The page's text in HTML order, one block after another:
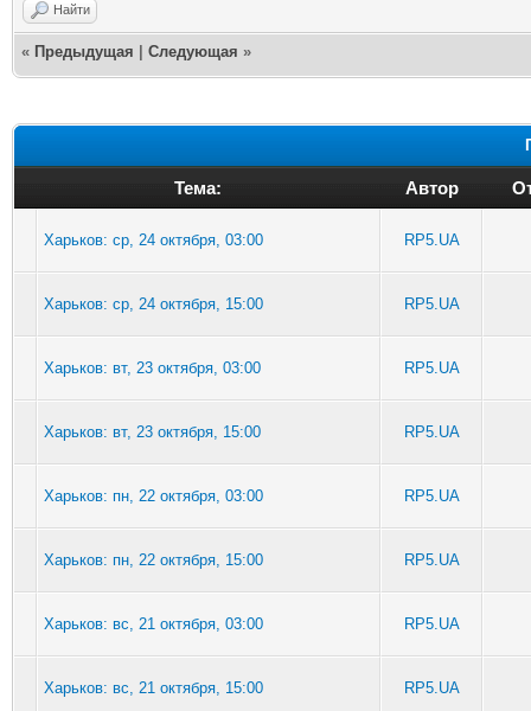
Найти
« Предыдущая Следующая »
Тема: Автор
Харьков: ср, 24 октября, 03:00 RP5.UA
Харьков: ср, 24 октября, 15:00 RP5.UA
Харьков: вт, 23 октября, 03:00 RP5.UA
Харьков: вт, 23 октября, 15:00 RP5.UA
Харьков: пн, 22 октября, 03:00 RP5.UA
Харьков: пн, 22 октября, 15:00 RP5.UA
Харьков: вс, 21 октября, 03:00 RP5.UA
Харьков: вс, 21 октября, 15:00 RP5.UA